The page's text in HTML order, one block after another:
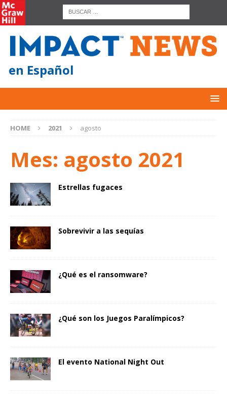
en Español
HOME 2021 agosto
Mes: agosto 2021
Estrellas fugaces
Sobrevivir a las sequías
¿Qué es el ransomware?
¿Qué son los Juegos Paralímpicos?
El evento National Night Out